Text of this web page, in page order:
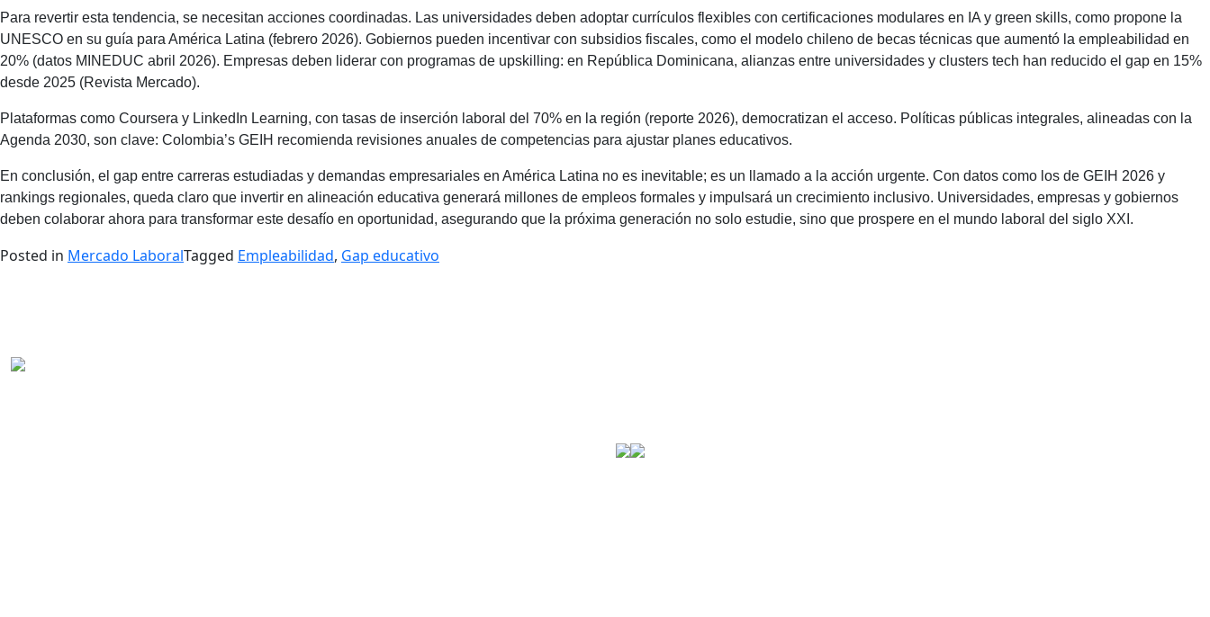
Para revertir esta tendencia, se necesitan acciones coordinadas. Las universidades deben adoptar currículos flexibles con certificaciones modulares en IA y green skills, como propone la
UNESCO en su guía para América Latina (febrero 2026). Gobiernos pueden incentivar con subsidios fiscales, como el modelo chileno de becas técnicas que aumentó la empleabilidad en
20% (datos MINEDUC abril 2026). Empresas deben liderar con programas de upskilling: en República Dominicana, alianzas entre universidades y clusters tech han reducido el gap en 15%
desde 2025 (Revista Mercado).
Plataformas como Coursera y LinkedIn Learning, con tasas de inserción laboral del 70% en la región (reporte 2026), democratizan el acceso. Políticas públicas integrales, alineadas con la
Agenda 2030, son clave: Colombia’s GEIH recomienda revisiones anuales de competencias para ajustar planes educativos.
En conclusión, el gap entre carreras estudiadas y demandas empresariales en América Latina no es inevitable; es un llamado a la acción urgente. Con datos como los de GEIH 2026 y
rankings regionales, queda claro que invertir en alineación educativa generará millones de empleos formales y impulsará un crecimiento inclusivo. Universidades, empresas y gobiernos
deben colaborar ahora para transformar este desafío en oportunidad, asegurando que la próxima generación no solo estudie, sino que prospere en el mundo laboral del siglo XXI.
Posted in Mercado LaboralTagged Empleabilidad, Gap educativo